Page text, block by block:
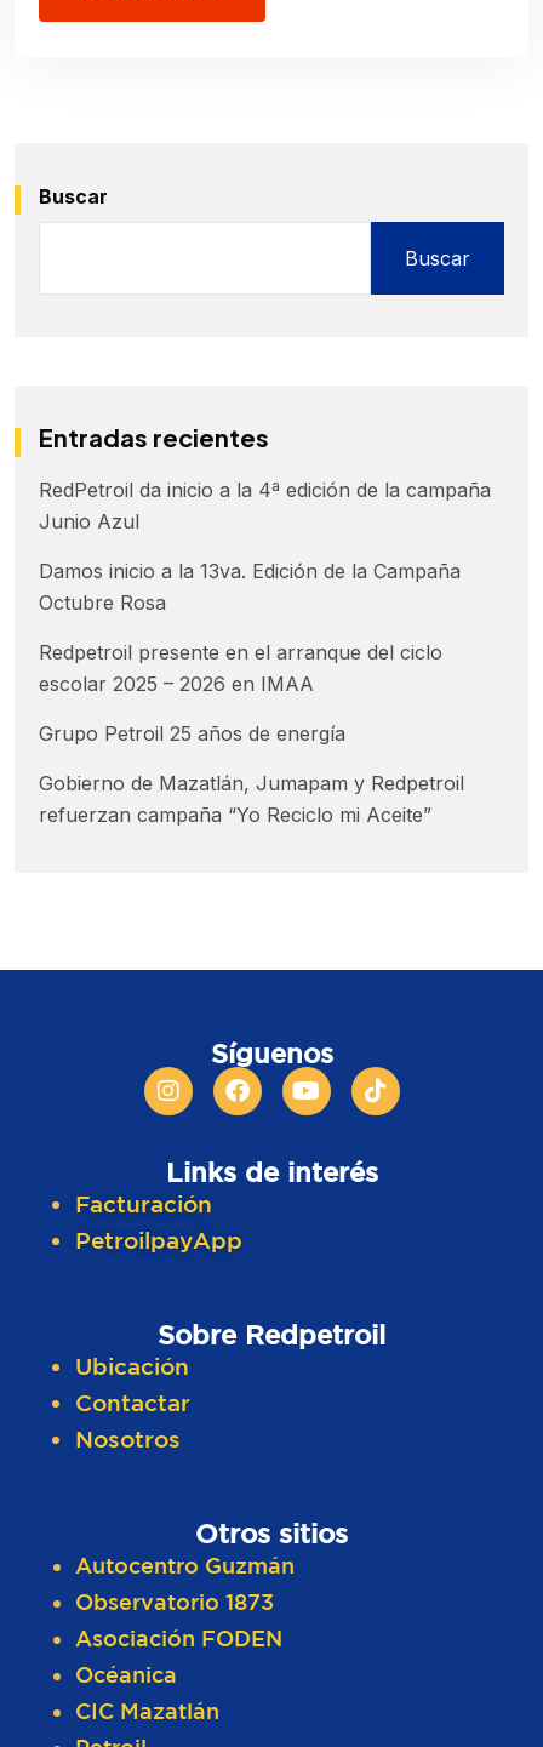
Buscar
Buscar
Entradas recientes
RedPetroil da inicio a la 4ª edición de la campaña
Junio Azul
Damos inicio a la 13va. Edición de la Campaña
Octubre Rosa
Redpetroil presente en el arranque del ciclo
escolar 2025 – 2026 en IMAA
Grupo Petroil 25 años de energía
Gobierno de Mazatlán, Jumapam y Redpetroil
refuerzan campaña “Yo Reciclo mi Aceite”
Síguenos
Links de interés​
Facturación
PetroilpayApp
Sobre Redpetroil​
Ubicación
Contactar
Nosotros
Otros sitios
Autocentro Guzmán
Observatorio 1873
Asociación FODEN
Océanica
CIC Mazatlán